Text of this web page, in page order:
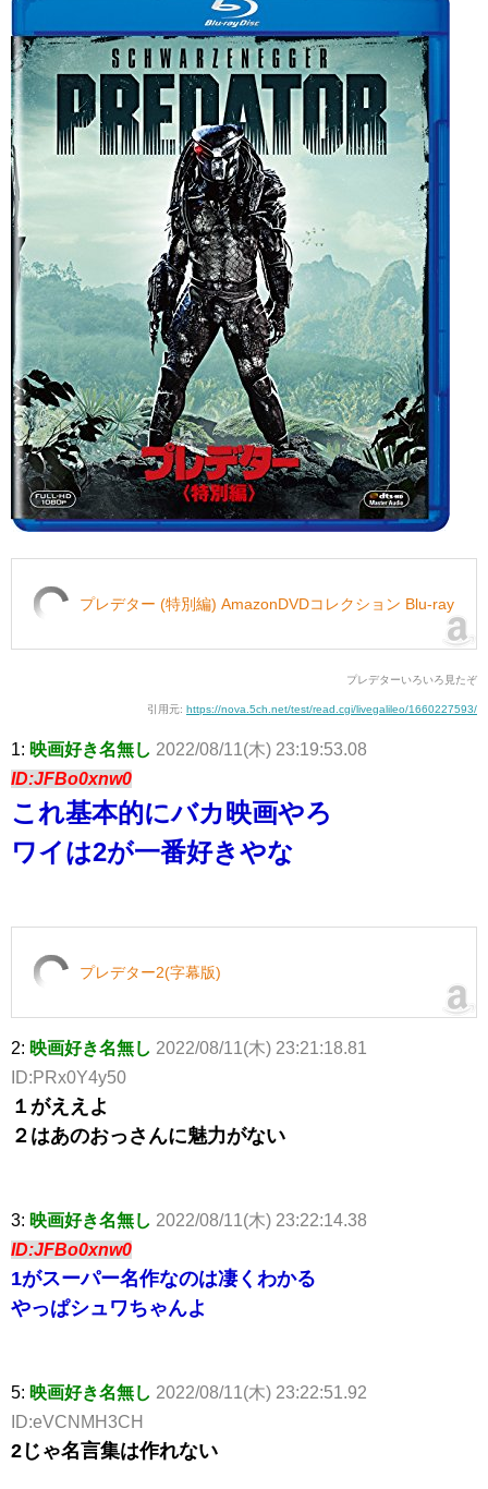
プレデター (特別編) AmazonDVDコレクション Blu-ray
プレデターいろいろ見たぞ
引用元: https://nova.5ch.net/test/read.cgi/livegalileo/1660227593/
1: 映画好き名無し 2022/08/11(木) 23:19:53.08
ID:JFBo0xnw0
これ基本的にバカ映画やろ
ワイは2が一番好きやな
プレデター2(字幕版)
2: 映画好き名無し 2022/08/11(木) 23:21:18.81
ID:PRx0Y4y50
１がええよ
２はあのおっさんに魅力がない
3: 映画好き名無し 2022/08/11(木) 23:22:14.38
ID:JFBo0xnw0
1がスーパー名作なのは凄くわかる
やっぱシュワちゃんよ
5: 映画好き名無し 2022/08/11(木) 23:22:51.92
ID:eVCNMH3CH
2じゃ名言集は作れない